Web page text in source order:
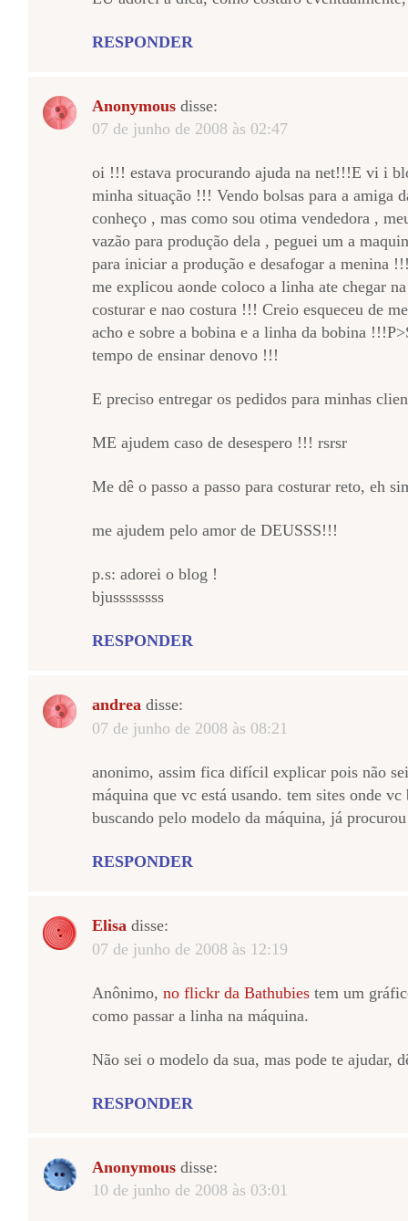
RESPONDER
Anonymous disse:
07 de junho de 2008 às 02:47
oi !!! estava procurando ajuda na net!!!E vi i
minha situação !!! Vendo bolsas para a amiga
conheço , mas como sou otima vendedora ,
vazão para produção dela , peguei um a
para iniciar a produção e desafogar a menina
me explicou aonde coloco a linha ate chegar
costurar e nao costura !!! Creio esqueceu de
acho e sobre a bobina e a linha da bobina
tempo de ensinar denovo !!!
E preciso entregar os pedidos para minhas
ME ajudem caso de desespero !!! rsrsr
Me dê o passo a passo para costurar reto, eh
me ajudem pelo amor de DEUSSS!!!
p.s: adorei o blog !
bjussssssss
RESPONDER
andrea disse:
07 de junho de 2008 às 08:21
anonimo, assim fica difícil explicar pois não
máquina que vc está usando. tem sites onde
buscando pelo modelo da máquina, já
RESPONDER
Elisa disse:
07 de junho de 2008 às 12:19
Anônimo, no flickr da Bathubies tem um
como passar a linha na máquina.
Não sei o modelo da sua, mas pode te ajudar,
RESPONDER
Anonymous disse:
10 de junho de 2008 às 03:01